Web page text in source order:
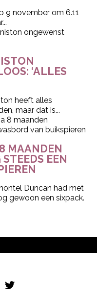
9 november om 6.11
‘ALLES
heeft alles
maar dat is...
MAANDEN
EEN
Duncan had met
gewoon een sixpack.